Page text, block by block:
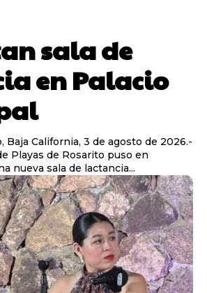
sala de
en Palacio
Baja California, 3 de agosto de 2026.-
Playas de Rosarito puso en
nueva sala de lactancia...